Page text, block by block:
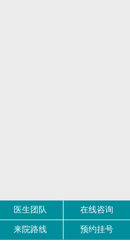
医生团队 在线咨询
来院路线 预约挂号